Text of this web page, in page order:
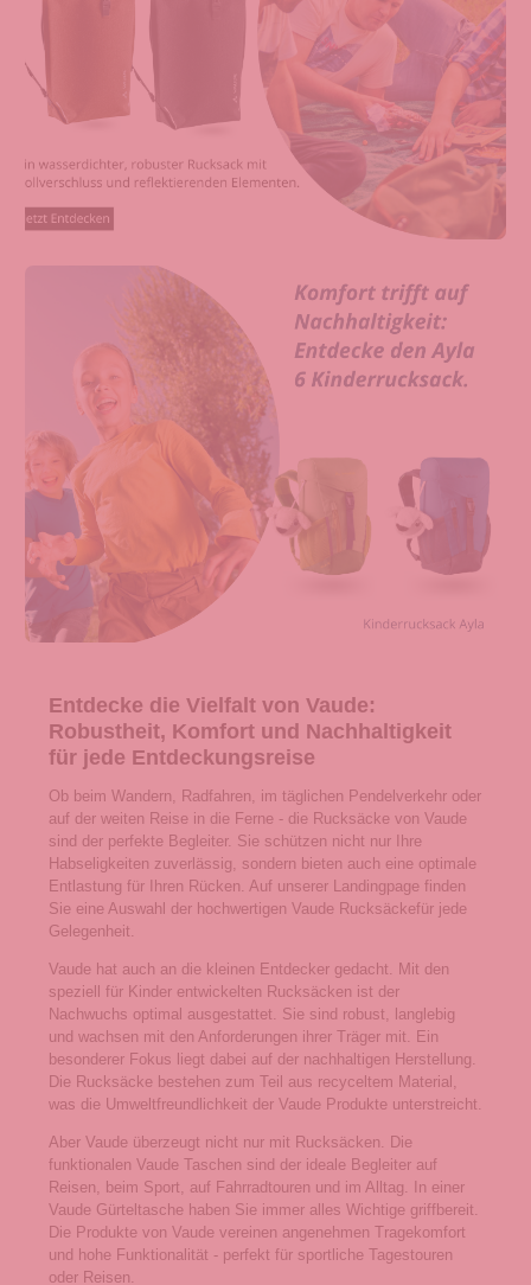
Entdecke die Vielfalt von Vaude:
Robustheit, Komfort und Nachhaltigkeit
für jede Entdeckungsreise
Ob beim Wandern, Radfahren, im täglichen Pendelverkehr oder
auf der weiten Reise in die Ferne - die Rucksäcke von Vaude
sind der perfekte Begleiter. Sie schützen nicht nur Ihre
Habseligkeiten zuverlässig, sondern bieten auch eine optimale
Entlastung für Ihren Rücken. Auf unserer Landingpage finden
Sie eine Auswahl der hochwertigen Vaude Rucksäckefür jede
Gelegenheit.
Vaude hat auch an die kleinen Entdecker gedacht. Mit den
speziell für Kinder entwickelten Rucksäcken ist der
Nachwuchs optimal ausgestattet. Sie sind robust, langlebig
und wachsen mit den Anforderungen ihrer Träger mit. Ein
besonderer Fokus liegt dabei auf der nachhaltigen Herstellung.
Die Rucksäcke bestehen zum Teil aus recyceltem Material,
was die Umweltfreundlichkeit der Vaude Produkte unterstreicht.
Aber Vaude überzeugt nicht nur mit Rucksäcken. Die
funktionalen Vaude Taschen sind der ideale Begleiter auf
Reisen, beim Sport, auf Fahrradtouren und im Alltag. In einer
Vaude Gürteltasche haben Sie immer alles Wichtige griffbereit.
Die Produkte von Vaude vereinen angenehmen Tragekomfort
und hohe Funktionalität - perfekt für sportliche Tagestouren
oder Reisen.